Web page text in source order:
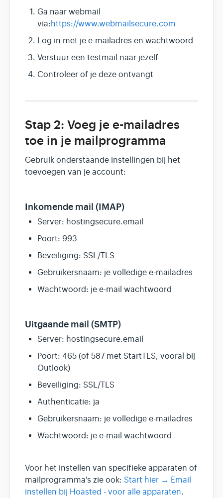
Ga naar webmail
via:https://www.webmailsecure.com
Log in met je e-mailadres en wachtwoord
Verstuur een testmail naar jezelf
Controleer of je deze ontvangt
Stap 2: Voeg je e-mailadres
toe in je mailprogramma
Gebruik onderstaande instellingen bij het
toevoegen van je account:
Inkomende mail (IMAP)
Server: hostingsecure.email
Poort: 993
Beveiliging: SSL/TLS
Gebruikersnaam: je volledige e-mailadres
Wachtwoord: je e-mail wachtwoord
Uitgaande mail (SMTP)
Server: hostingsecure.email
Poort: 465 (of 587 met StartTLS, vooral bij
Outlook)
Beveiliging: SSL/TLS
Authenticatie: ja
Gebruikersnaam: je volledige e-mailadres
Wachtwoord: je e-mail wachtwoord
Voor het instellen van specifieke apparaten of
mailprogramma's zie ook: Start hier → Email
instellen bij Hoasted - voor alle apparaten.